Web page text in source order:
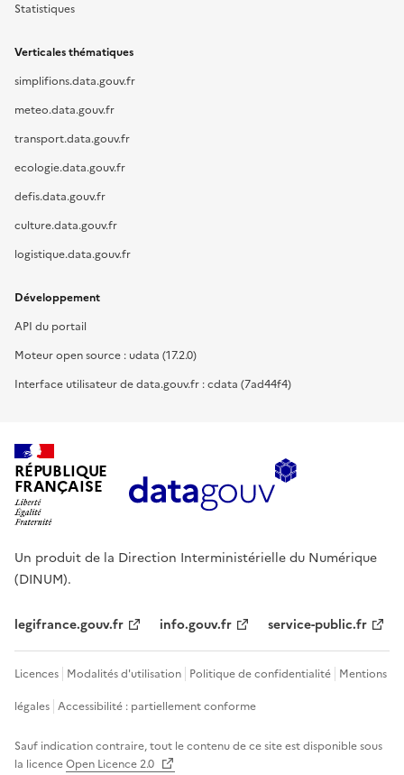
Statistiques
Verticales thématiques
simplifions.data.gouv.fr
meteo.data.gouv.fr
transport.data.gouv.fr
ecologie.data.gouv.fr
defis.data.gouv.fr
culture.data.gouv.fr
logistique.data.gouv.fr
Développement
API du portail
Moteur open source : udata (17.2.0)
Interface utilisateur de data.gouv.fr : cdata (7ad44f4)
RÉPUBLIQUE
FRANÇAISE
Un produit de la Direction Interministérielle du Numérique
(DINUM).
legifrance.gouv.fr info.gouv.fr service-public.fr
Licences Modalités d'utilisation Politique de confidentialité Mentions
légales Accessibilité : partiellement conforme
Sauf indication contraire, tout le contenu de ce site est disponible sous
la licenceOpen Licence 2.0